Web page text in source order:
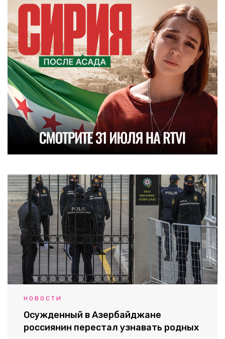
НОВОСТИ
Осужденный в Азербайджане
россиянин перестал узнавать родных